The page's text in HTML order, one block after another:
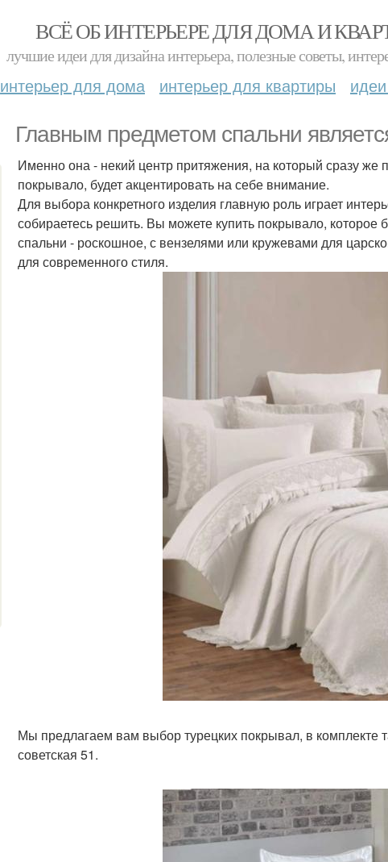
ВСЁ ОБ ИНТЕРЬЕРЕ ДЛЯ ДОМА И
лучшие идеи для дизайна интерьера, полезные советы,
интерьер для дома интерьер для квартиры
Главным предметом спальни
Именно она - некий центр притяжения, на который сразу же
покрывало, будет акцентировать на себе внимание.
Для выбора конкретного изделия главную роль играет
собираетесь решить. Вы можете купить покрывало, которое
спальни - роскошное, с вензелями или кружевами для
для современного стиля.
Мы предлагаем вам выбор турецких покрывал, в комплекте
советская 51.